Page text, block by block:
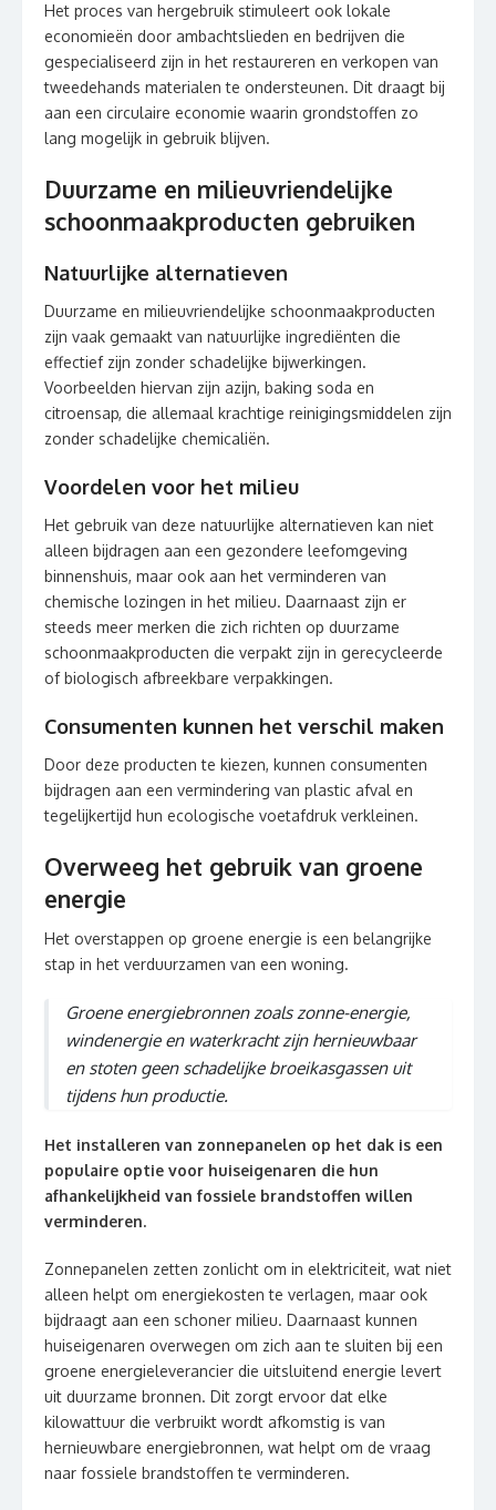
Het proces van hergebruik stimuleert ook lokale
economieën door ambachtslieden en bedrijven die
gespecialiseerd zijn in het restaureren en verkopen van
tweedehands materialen te ondersteunen. Dit draagt bij
aan een circulaire economie waarin grondstoffen zo
lang mogelijk in gebruik blijven.
Duurzame en milieuvriendelijke
schoonmaakproducten gebruiken
Natuurlijke alternatieven
Duurzame en milieuvriendelijke schoonmaakproducten
zijn vaak gemaakt van natuurlijke ingrediënten die
effectief zijn zonder schadelijke bijwerkingen.
Voorbeelden hiervan zijn azijn, baking soda en
citroensap, die allemaal krachtige reinigingsmiddelen zijn
zonder schadelijke chemicaliën.
Voordelen voor het milieu
Het gebruik van deze natuurlijke alternatieven kan niet
alleen bijdragen aan een gezondere leefomgeving
binnenshuis, maar ook aan het verminderen van
chemische lozingen in het milieu. Daarnaast zijn er
steeds meer merken die zich richten op duurzame
schoonmaakproducten die verpakt zijn in gerecycleerde
of biologisch afbreekbare verpakkingen.
Consumenten kunnen het verschil maken
Door deze producten te kiezen, kunnen consumenten
bijdragen aan een vermindering van plastic afval en
tegelijkertijd hun ecologische voetafdruk verkleinen.
Overweeg het gebruik van groene
energie
Het overstappen op groene energie is een belangrijke
stap in het verduurzamen van een woning.
Groene energiebronnen zoals zonne-energie,
windenergie en waterkracht zijn hernieuwbaar
en stoten geen schadelijke broeikasgassen uit
tijdens hun productie.
Het installeren van zonnepanelen op het dak is een
populaire optie voor huiseigenaren die hun
afhankelijkheid van fossiele brandstoffen willen
verminderen.
Zonnepanelen zetten zonlicht om in elektriciteit, wat niet
alleen helpt om energiekosten te verlagen, maar ook
bijdraagt aan een schoner milieu. Daarnaast kunnen
huiseigenaren overwegen om zich aan te sluiten bij een
groene energieleverancier die uitsluitend energie levert
uit duurzame bronnen. Dit zorgt ervoor dat elke
kilowattuur die verbruikt wordt afkomstig is van
hernieuwbare energiebronnen, wat helpt om de vraag
naar fossiele brandstoffen te verminderen.